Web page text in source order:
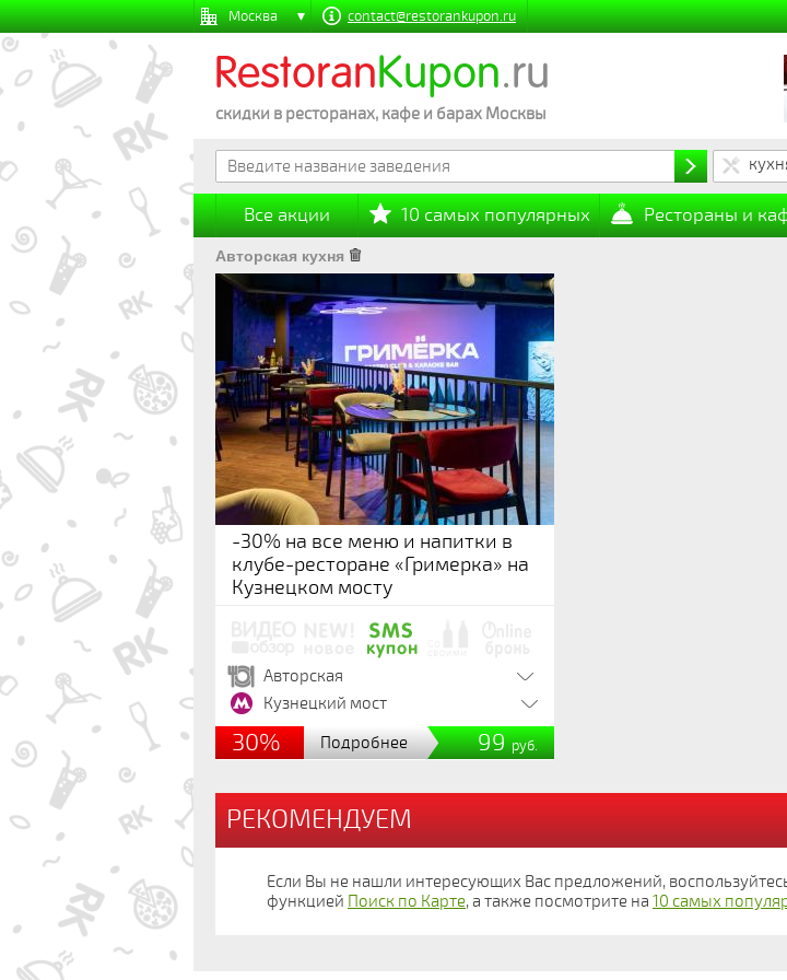
Москва contact@restorankupon.ru
RestoranKupon.ru
скидки в ресторанах, кафе и барах Москвы
Все акции 10 самых популярных Рестораны и
Авторская кухня
-30% на все меню и напитки в
клубе-ресторане «Гримерка» на
Кузнецком мосту
Авторская
Кузнецкий мост
30% Подробнее 99руб.
РЕКОМЕНДУЕМ
Если Вы не нашли интересующих Вас предложений,
функцией Поиск по Карте, а также посмотрите на 10 самых